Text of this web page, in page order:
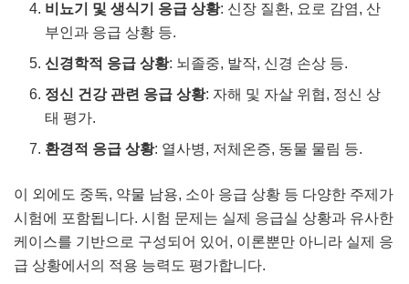
비뇨기 및 생식기 응급 상황: 신장 질환, 요로 감염, 산
부인과 응급 상황 등.
신경학적 응급 상황: 뇌졸중, 발작, 신경 손상 등.
정신 건강 관련 응급 상황: 자해 및 자살 위협, 정신 상
태 평가.
환경적 응급 상황: 열사병, 저체온증, 동물 물림 등.
이 외에도 중독, 약물 남용, 소아 응급 상황 등 다양한 주제가
시험에 포함됩니다. 시험 문제는 실제 응급실 상황과 유사한
케이스를 기반으로 구성되어 있어, 이론뿐만 아니라 실제 응
급 상황에서의 적용 능력도 평가합니다.